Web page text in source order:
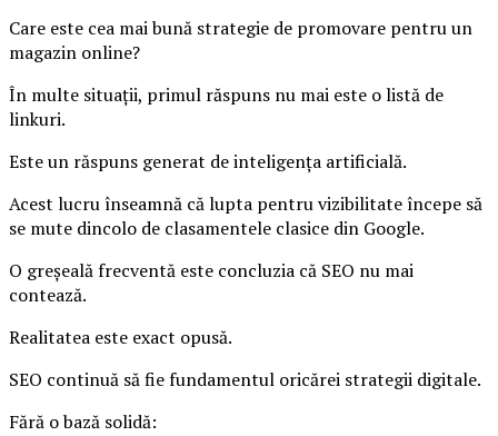
Care este cea mai bună strategie de promovare pentru un
magazin online?
În multe situații, primul răspuns nu mai este o listă de
linkuri.
Este un răspuns generat de inteligența artificială.
Acest lucru înseamnă că lupta pentru vizibilitate începe să
se mute dincolo de clasamentele clasice din Google.
O greșeală frecventă este concluzia că SEO nu mai
contează.
Realitatea este exact opusă.
SEO continuă să fie fundamentul oricărei strategii digitale.
Fără o bază solidă: